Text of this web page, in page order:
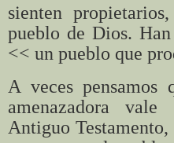
sienten
pueblo de Dios.
<< un pueblo que
A veces pensamos
amenazadora
Antiguo